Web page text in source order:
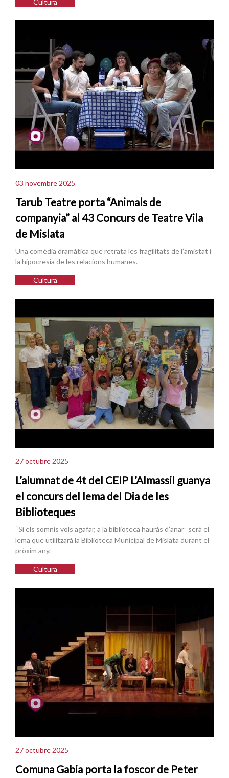
Cultura
03 novembre 2025
Tarub Teatre porta “Animals de
companyia” al 43 Concurs de Teatre Vila
de Mislata
Una comèdia dramàtica que retrata les fragilitats de l’amistat i
la hipocresia de les relacions humanes.
Cultura
27 octubre 2025
L’alumnat de 4t del CEIP L’Almassil guanya
el concurs del lema del Dia de les
Biblioteques
“Si els somnis vols agafar, a la biblioteca hauràs d’anar” serà el
lema que utilitzarà la Biblioteca Municipal de Mislata durant el
pròxim any.
Cultura
27 octubre 2025
Comuna Gabia porta la foscor de Peter